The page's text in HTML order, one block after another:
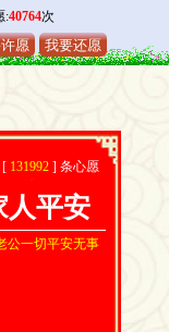
:40764次
愿 我要还愿
[ 131992 ] 条心愿
人平安
一切平安无事